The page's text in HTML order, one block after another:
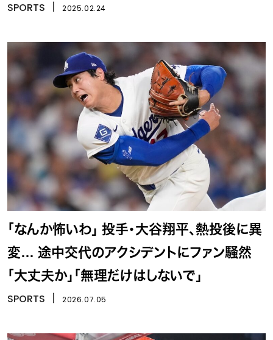
SPORTS 2025.02.24
「なんか怖いわ」 投手・大谷翔平、熱投後に異
変… 途中交代のアクシデントにファン騒然
「大丈夫か」「無理だけはしないで」
SPORTS 2026.07.05